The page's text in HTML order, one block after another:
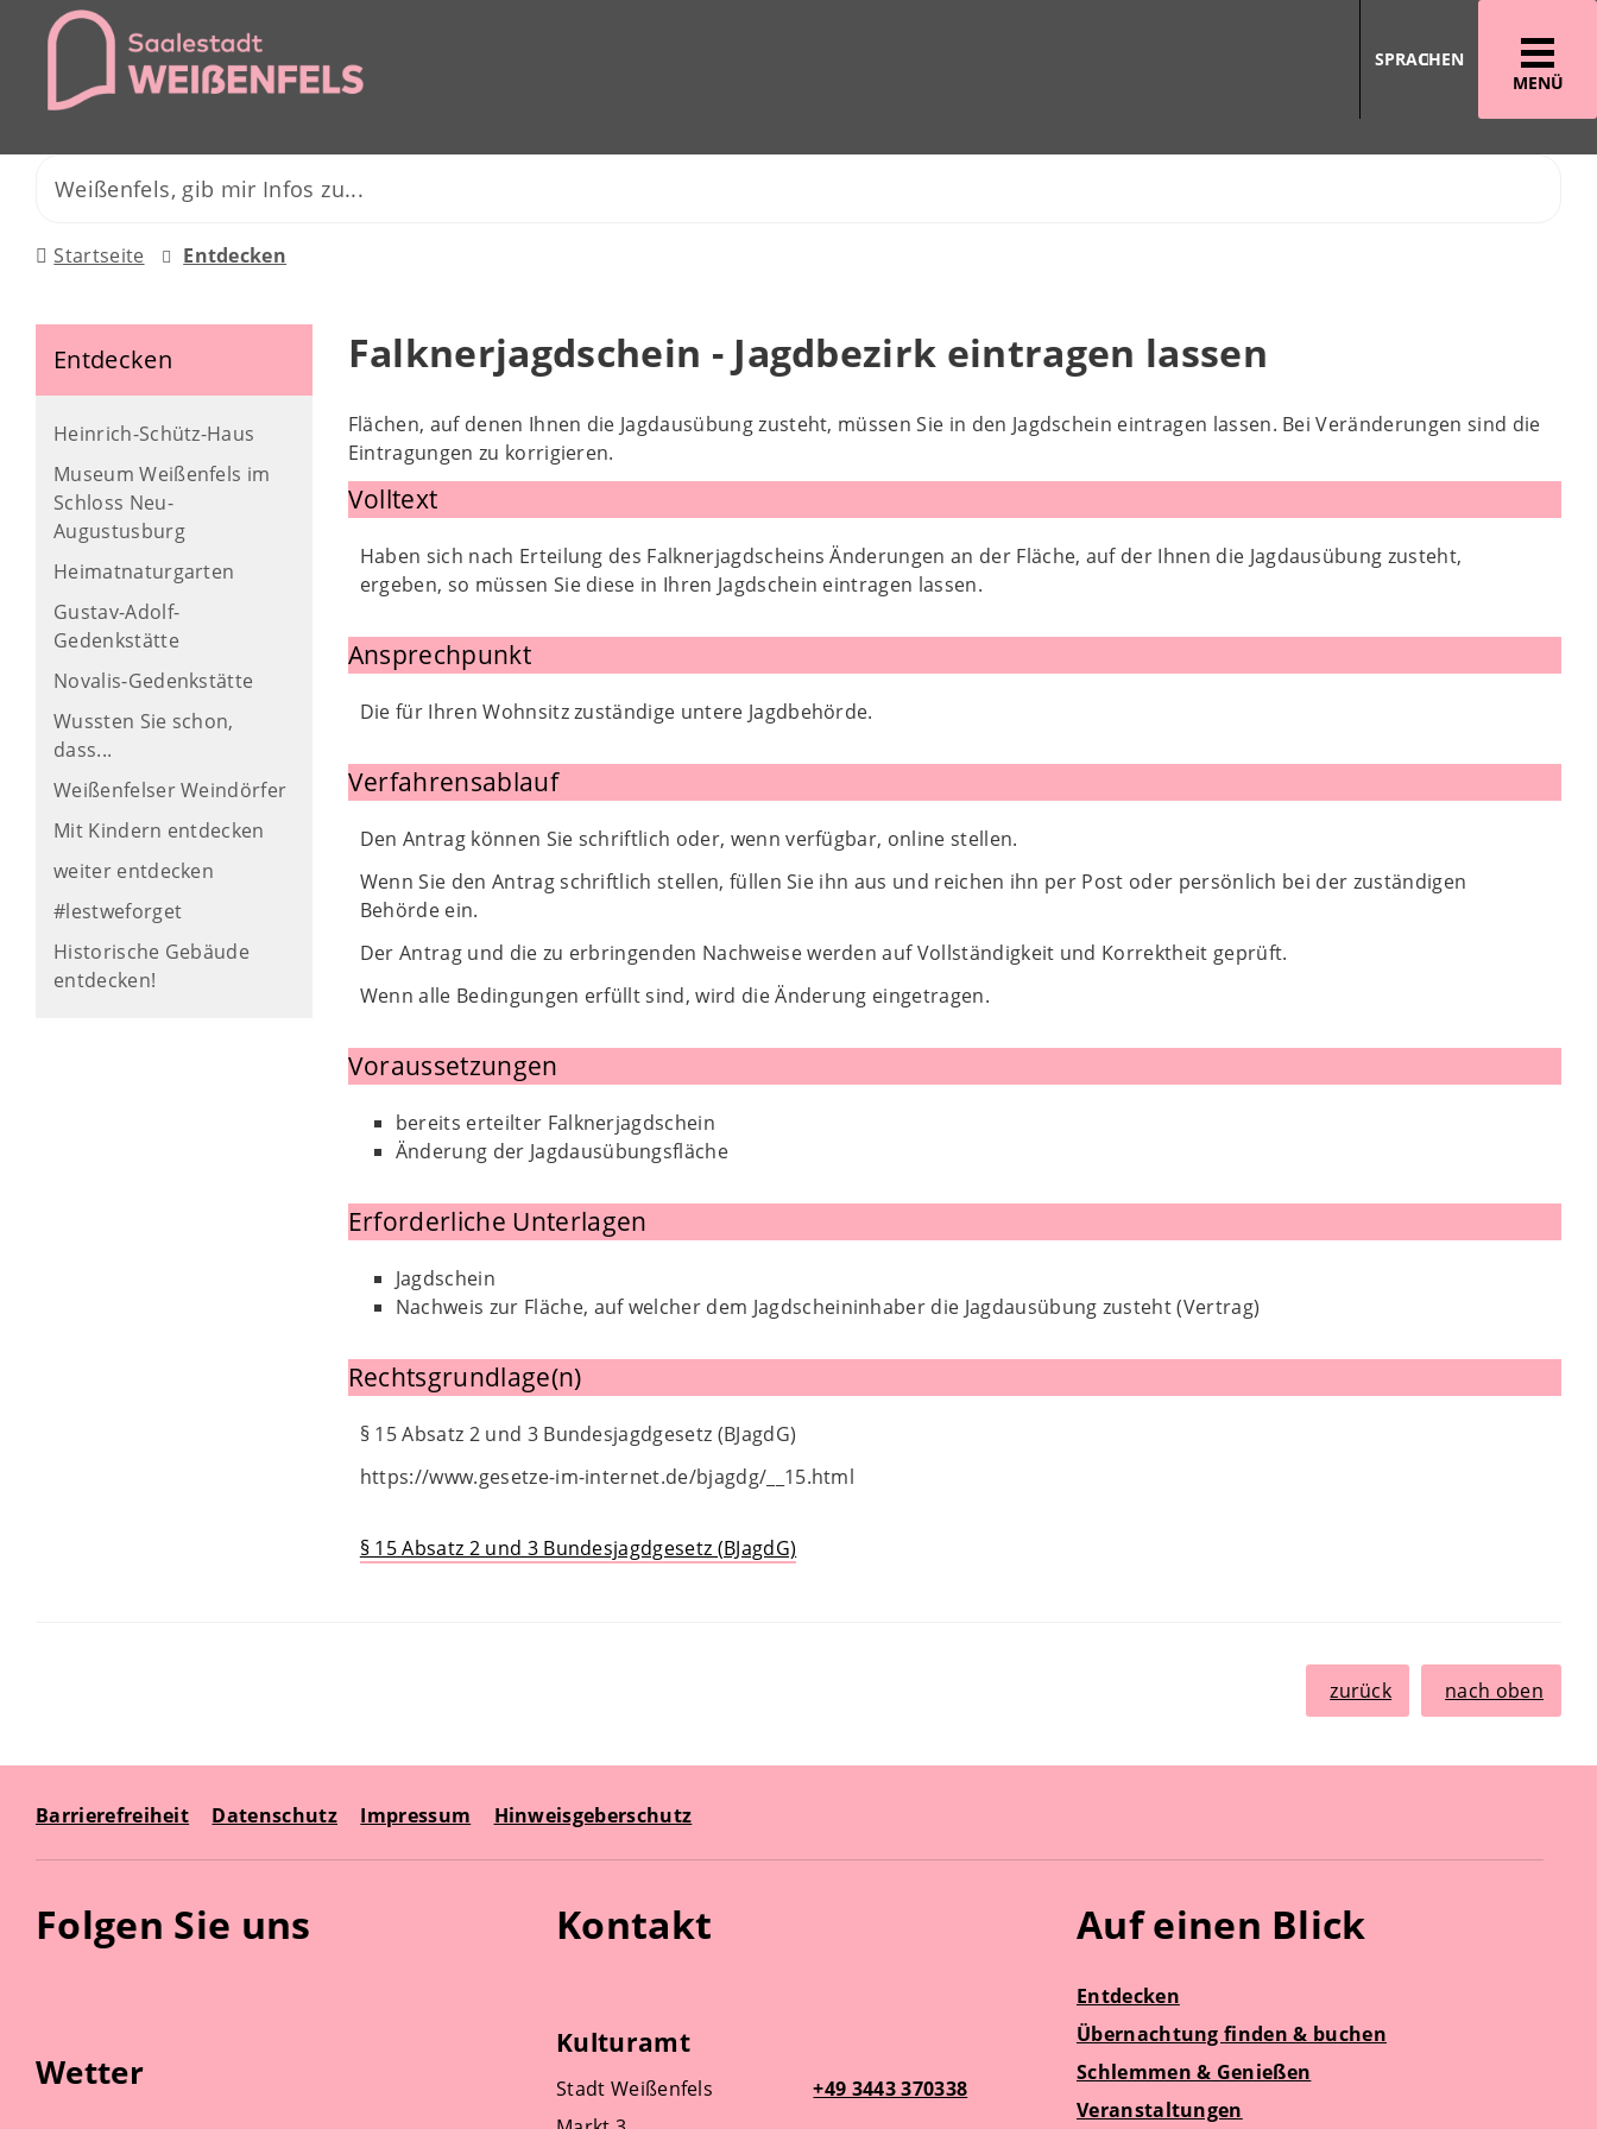
MENÜ
SPRACHEN
Startseite Entdecken
Entdecken
Heinrich-Schütz-Haus
Museum Weißenfels im
Schloss Neu-
Augustusburg
Heimatnaturgarten
Gustav-Adolf-
Gedenkstätte
Novalis-Gedenkstätte
Wussten Sie schon,
dass...
Weißenfelser Weindörfer
Mit Kindern entdecken
weiter entdecken
#lestweforget
Historische Gebäude
entdecken!
Falknerjagdschein - Jagdbezirk eintragen lassen
Flächen, auf denen Ihnen die Jagdausübung zusteht, müssen Sie in den Jagdschein eintragen lassen. Bei Veränderungen sind die
Eintragungen zu korrigieren.
Volltext
Haben sich nach Erteilung des Falknerjagdscheins Änderungen an der Fläche, auf der Ihnen die Jagdausübung zusteht,
ergeben, so müssen Sie diese in Ihren Jagdschein eintragen lassen.
Ansprechpunkt
Die für Ihren Wohnsitz zuständige untere Jagdbehörde.
Verfahrensablauf
Den Antrag können Sie schriftlich oder, wenn verfügbar, online stellen.
Wenn Sie den Antrag schriftlich stellen, füllen Sie ihn aus und reichen ihn per Post oder persönlich bei der zuständigen
Behörde ein.
Der Antrag und die zu erbringenden Nachweise werden auf Vollständigkeit und Korrektheit geprüft.
Wenn alle Bedingungen erfüllt sind, wird die Änderung eingetragen.
Voraussetzungen
bereits erteilter Falknerjagdschein
Änderung der Jagdausübungsfläche
Erforderliche Unterlagen
Jagdschein
Nachweis zur Fläche, auf welcher dem Jagdscheininhaber die Jagdausübung zusteht (Vertrag)
Rechtsgrundlage(n)
§ 15 Absatz 2 und 3 Bundesjagdgesetz (BJagdG)
https://www.gesetze-im-internet.de/bjagdg/__15.html
§ 15 Absatz 2 und 3 Bundesjagdgesetz (BJagdG)
zurück nach oben
Barrierefreiheit Datenschutz Impressum Hinweisgeberschutz
Folgen Sie uns
Wetter
Kontakt
Kulturamt
Stadt Weißenfels
+49 3443 370338
Auf einen Blick
Entdecken
Übernachtung finden & buchen
Schlemmen & Genießen
Veranstaltungen